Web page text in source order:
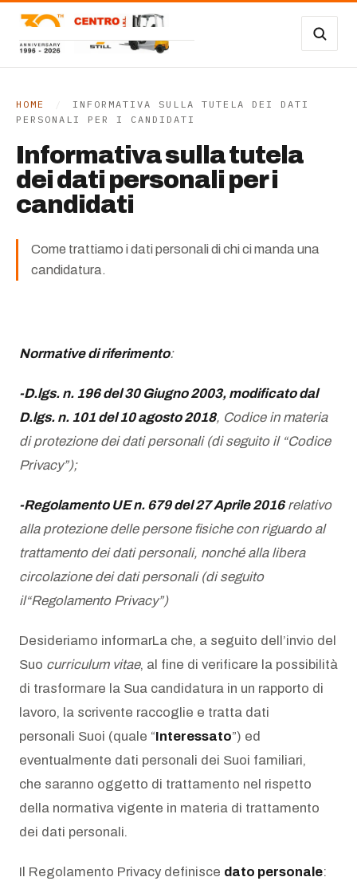
Carrelli Frontali
Transpallet
SERVIZI
Noleggio
Chi siamo
News
Newsletter
Lavora con noi
HOME
INFORMATIVA SULLA TUTELA DEI DATI
PERSONALI PER I CANDIDATI
Informativa sulla tutela
dei dati personali per i
candidati
Come trattiamo i dati personali di chi ci manda una
candidatura.
Normative di riferimento:
-D.lgs. n. 196 del 30 Giugno 2003, modificato dal
D.lgs. n. 101 del 10 agosto 2018, Codice in materia
di protezione dei dati personali (di seguito il “Codice
Privacy”);
-Regolamento UE n. 679 del 27 Aprile 2016relativo
alla protezione delle persone fisiche con riguardo al
trattamento dei dati personali, nonché alla libera
circolazione dei dati personali (di seguito
il“Regolamento Privacy”)
Desideriamo informarLa che, a seguito dell’invio del
Suo curriculum vitae, al fine di verificare la possibilità
di trasformare la Sua candidatura in un rapporto di
lavoro, la scrivente raccoglie e tratta dati
personali Suoi (quale “Interessato”) ed
eventualmente dati personali dei Suoi familiari,
che saranno oggetto di trattamento nel rispetto
della normativa vigente in materia di trattamento
dei dati personali.
Il Regolamento Privacy definisce dato personale: